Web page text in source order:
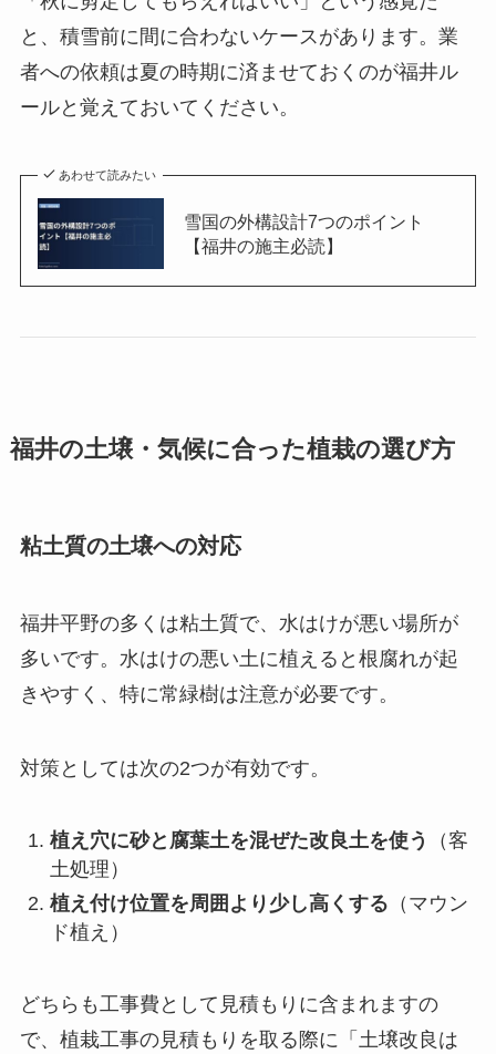
と、積雪前に間に合わないケースがあります。業
者への依頼は夏の時期に済ませておくのが福井ル
ールと覚えておいてください。
あわせて読みたい
雪国の外構設計7つのポイント
【福井の施主必読】
福井の土壌・気候に合った植栽の選び方
粘土質の土壌への対応
福井平野の多くは粘土質で、水はけが悪い場所が
多いです。水はけの悪い土に植えると根腐れが起
きやすく、特に常緑樹は注意が必要です。
対策としては次の2つが有効です。
植え穴に砂と腐葉土を混ぜた改良土を使う
（客
土処理）
植え付け位置を周囲より少し高くする （マウン
ド植え）
どちらも工事費として見積もりに含まれますの
で、植栽工事の見積もりを取る際に「土壌改良は